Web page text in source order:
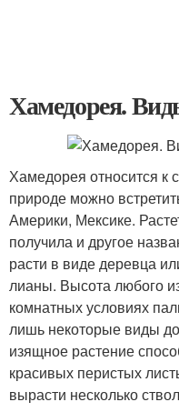
Хамедорея.
Хамедорея относится к
природе можно
Америки, Мексике.
получила и другое
расти в виде деревца
лианы. Высота любого
комнатных условиях
лишь некоторые виды
изящное растение
красивых перистых
вырасти несколько